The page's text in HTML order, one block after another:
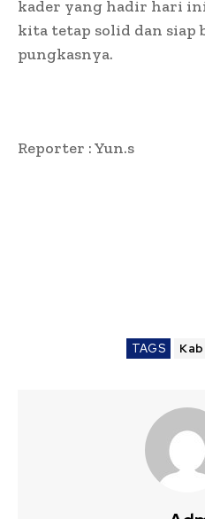
kader yang hadir hari
kita tetap solid dan siap
pungkasnya.
Reporter : Yun.s
TAGS